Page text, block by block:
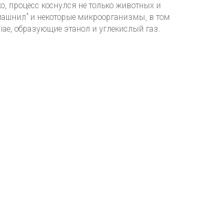
процесс коснулся не только животных и
и некоторые микроорганизмы, в том
образующие этанол и углекислый газ.